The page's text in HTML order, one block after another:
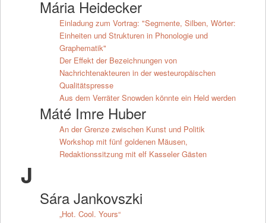
Mária Heidecker
Einladung zum Vortrag: "Segmente, Silben, Wörter:
Einheiten und Strukturen in Phonologie und
Graphematik"
Der Effekt der Bezeichnungen von
Nachrichtenakteuren in der westeuropäischen
Qualitätspresse
Aus dem Verräter Snowden könnte ein Held werden
Máté Imre Huber
An der Grenze zwischen Kunst und Politik
Workshop mit fünf goldenen Mäusen,
Redaktionssitzung mit elf Kasseler Gästen
J
Sára Jankovszki
„Hot. Cool. Yours“